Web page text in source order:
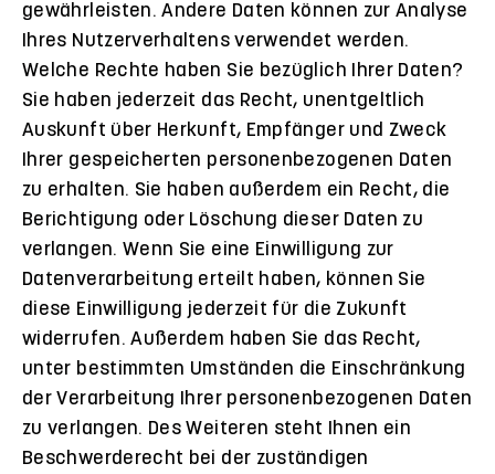
gewährleisten. Andere Daten können zur Analyse
Ihres Nutzerverhaltens verwendet werden.
Welche Rechte haben Sie bezüglich Ihrer Daten?
Sie haben jederzeit das Recht, unentgeltlich
Auskunft über Herkunft, Empfänger und Zweck
Ihrer gespeicherten personenbezogenen Daten
zu erhalten. Sie haben außerdem ein Recht, die
Berichtigung oder Löschung dieser Daten zu
verlangen. Wenn Sie eine Einwilligung zur
Datenverarbeitung erteilt haben, können Sie
diese Einwilligung jederzeit für die Zukunft
widerrufen. Außerdem haben Sie das Recht,
unter bestimmten Umständen die Einschränkung
der Verarbeitung Ihrer personenbezogenen Daten
zu verlangen. Des Weiteren steht Ihnen ein
Beschwerderecht bei der zuständigen